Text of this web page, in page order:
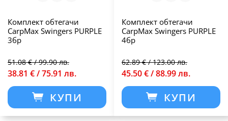
Комплект обтегачи
CarpMax Swingers PURPLE
3бр
51.08 € / 99.90 лв.
38.81 € / 75.91 лв.
КУПИ
Комплект обтегачи
CarpMax Swingers PURPLE
4бр
62.89 € / 123.00 лв.
45.50 € / 88.99 лв.
КУПИ